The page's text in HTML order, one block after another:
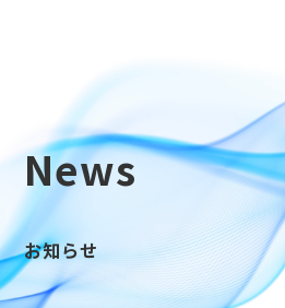
News
お知らせ